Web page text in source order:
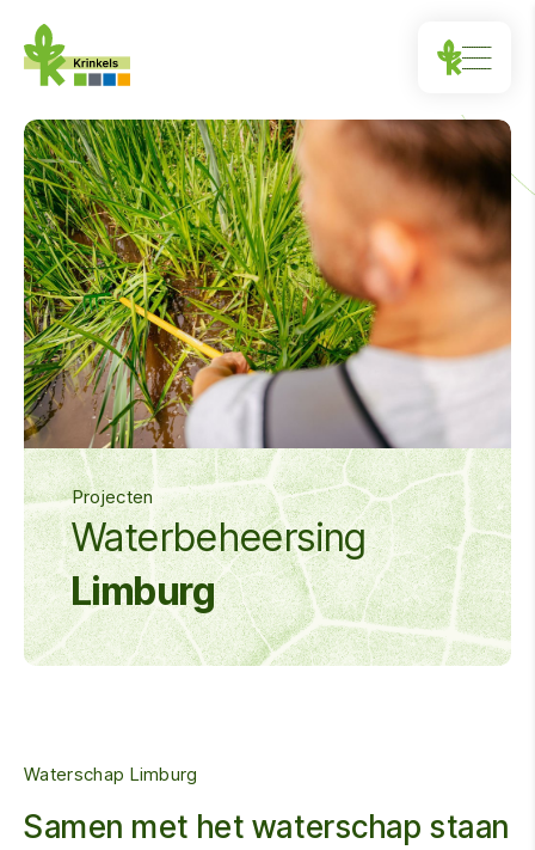
Projecten
Waterbeheersing
Limburg
Waterschap Limburg
Samen met het waterschap staan